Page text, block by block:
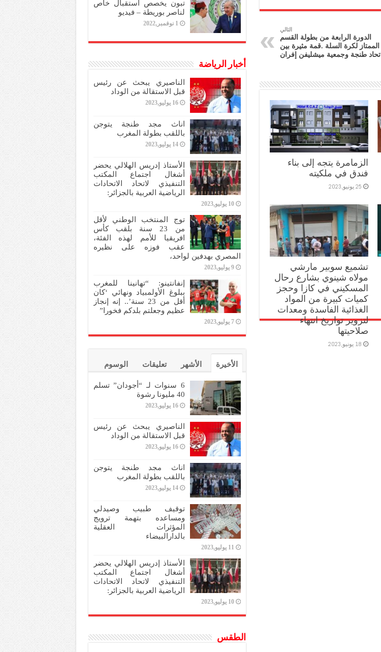
التالي
الدورة الرابعة من بطولة القسم
الممتاز لكرة السلة .قمة مثيرة بين
اتحاد طنجة وجمعية ميشليفن إفران
الزمامرة يتجه إلى بناء
فندق في ملكيته
25 يونيو,2023
تشميع سوبير مارشي
مولاه شينوي بشارع رحال
المسكيني في كازا وحجز
كميات كبيرة من المواد
الغذائية الفاسدة ومعدات
لتزوير تواريخ انتهاء
صلاحيتها
18 يونيو,2023
تبون يخصص استقبال خاص
لناصر بوريطة – فيديو
1 نوفمبر,2022
أخبار الرياضة
الناصيري يبحث عن رئيس
قبل الاستقالة من الوداد
16 يوليو,2023
اناث مجد طنجة يتوجن
باللقب بطولة المغرب
14 يوليو,2023
الأستاذ إدريس الهلالي يحضر
أشغال اجتماع المكتب
التنفيذي لاتحاد الاتحادات
الرياضية العربية بالجزائر:
10 يوليو,2023
توج المنتخب الوطني لأقل
من 23 سنة بلقب كأس
افريقيا للأمم لهذه الفئة،
عقب فوزه على نظيره
المصري بهدفين لواحد،
9 يوليو,2023
إنفانتينو: “تهانينا للمغرب
ببلوغ الأولمبياد ونهائي ‘كان
أقل من 23 سنة’.. إنه إنجاز
عظيم وجعلتم بلدكم فخورا”
7 يوليو,2023
الأخيرة الأشهر تعليقات الوسوم
6 سنوات لـ “أجودان” تسلم
40 مليونا رشوة
16 يوليو,2023
الناصيري يبحث عن رئيس
قبل الاستقالة من الوداد
16 يوليو,2023
اناث مجد طنجة يتوجن
باللقب بطولة المغرب
14 يوليو,2023
توقيف طبيب وصيدلي
ومساعده بتهمة ترويج
المؤثرات العقلية
بالدارالبيضاء
11 يوليو,2023
الأستاذ إدريس الهلالي يحضر
أشغال اجتماع المكتب
التنفيذي لاتحاد الاتحادات
الرياضية العربية بالجزائر:
10 يوليو,2023
الطقس